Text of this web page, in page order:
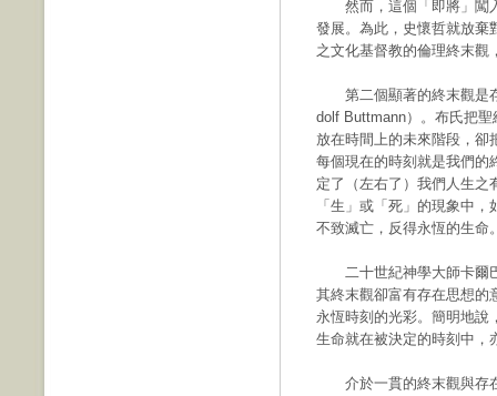
然而，這個「即將」闖入
發展。為此，史懷哲就放棄
之文化基督教的倫理終末觀
第二個顯著的終末觀是存
dolf Buttmann）。布氏把
放在時間上的未來階段，卻
每個現在的時刻就是我們的
定了（左右了）我們人生之
「生」或「死」的現象中
不致滅亡，反得永恆的生命
二十世紀神學大師卡爾巴
其終末觀卻富有存在思想的
永恆時刻的光彩。簡明地說
生命就在被決定的時刻中，
介於一貫的終末觀與存在